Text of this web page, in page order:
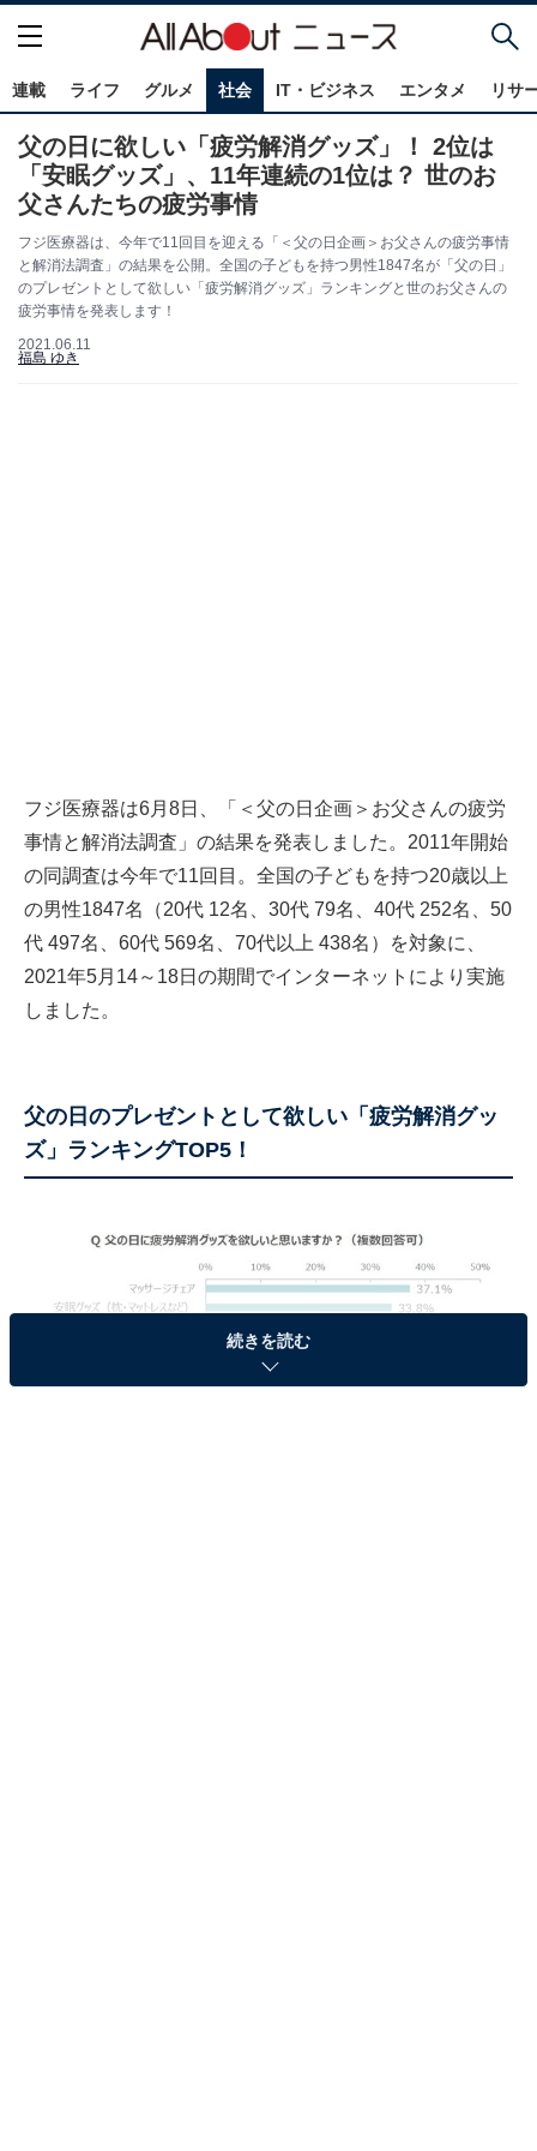
連載 ライフ グルメ 社会 IT・ビジネス エンタメ リサ
父の日に欲しい「疲労解消グッズ」！ 2位は
「安眠グッズ」、11年連続の1位は？ 世のお
父さんたちの疲労事情
フジ医療器は、今年で11回目を迎える「＜父の日企画＞お父さんの疲労事情
と解消法調査」の結果を公開。全国の子どもを持つ男性1847名が「父の日」
のプレゼントとして欲しい「疲労解消グッズ」ランキングと世のお父さんの
疲労事情を発表します！
2021.06.11
福島 ゆき
フジ医療器は6月8日、「＜父の日企画＞お父さんの疲労
事情と解消法調査」の結果を発表しました。2011年開始
の同調査は今年で11回目。全国の子どもを持つ20歳以上
の男性1847名（20代 12名、30代 79名、40代 252名、50
代 497名、60代 569名、70代以上 438名）を対象に、
2021年5月14～18日の期間でインターネットにより実施
しました。
父の日のプレゼントとして欲しい「疲労解消グッ
ズ」ランキングTOP5！
続きを読む